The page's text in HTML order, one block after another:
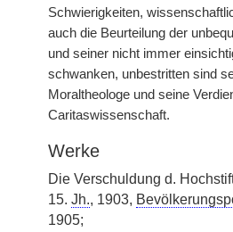
Schwierigkeiten,
auch die Beurteilung der
und seiner nicht immer
schwanken, unbestritten sind
Moraltheologe und seine
Caritaswissenschaft.
Werke
Die Verschuldung d.
15. Jh., 1903,
1905;